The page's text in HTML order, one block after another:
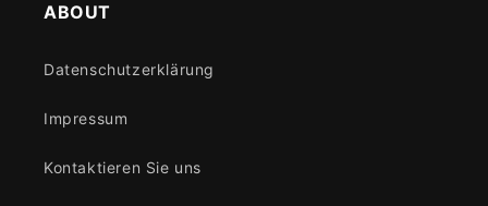
ABOUT
Datenschutzerklärung
Impressum
Kontaktieren Sie uns